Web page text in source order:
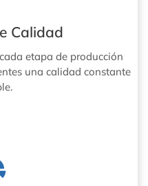
Calidad
etapa de producción
una calidad constante